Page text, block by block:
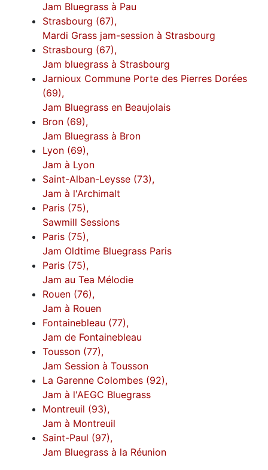
Jam Bluegrass à Pau
Strasbourg (67),
Mardi Grass jam-session à Strasbourg
Strasbourg (67),
Jam bluegrass à Strasbourg
Jarnioux Commune Porte des Pierres Dorées
(69),
Jam Bluegrass en Beaujolais
Bron (69),
Jam Bluegrass à Bron
Lyon (69),
Jam à Lyon
Saint-Alban-Leysse (73),
Jam à l'Archimalt
Paris (75),
Sawmill Sessions
Paris (75),
Jam Oldtime Bluegrass Paris
Paris (75),
Jam au Tea Mélodie
Rouen (76),
Jam à Rouen
Fontainebleau (77),
Jam de Fontainebleau
Tousson (77),
Jam Session à Tousson
La Garenne Colombes (92),
Jam à l'AEGC Bluegrass
Montreuil (93),
Jam à Montreuil
Saint-Paul (97),
Jam Bluegrass à la Réunion